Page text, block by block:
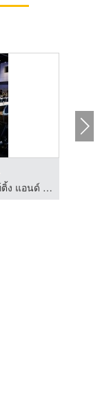
เช่าเครื่องเสียง กรุงเทพ - พีเค ไลท์ติ้ง แอนด์ ซาวด์